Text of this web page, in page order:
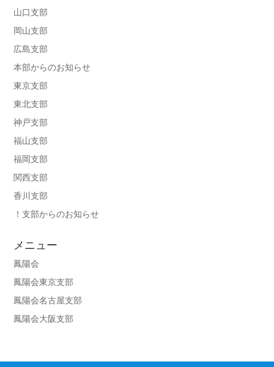
山口支部
岡山支部
広島支部
本部からのお知らせ
東京支部
東北支部
神戸支部
福山支部
福岡支部
関西支部
香川支部
！支部からのお知らせ
メニュー
鳳陽会
鳳陽会東京支部
鳳陽会名古屋支部
鳳陽会大阪支部